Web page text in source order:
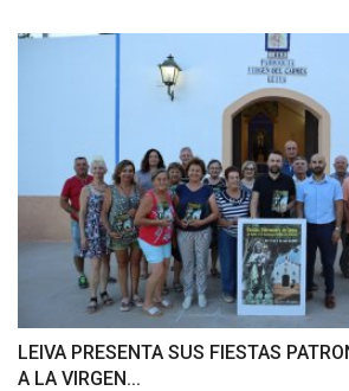
LEIVA PRESENTA SUS FIESTAS
A LA VIRGEN...